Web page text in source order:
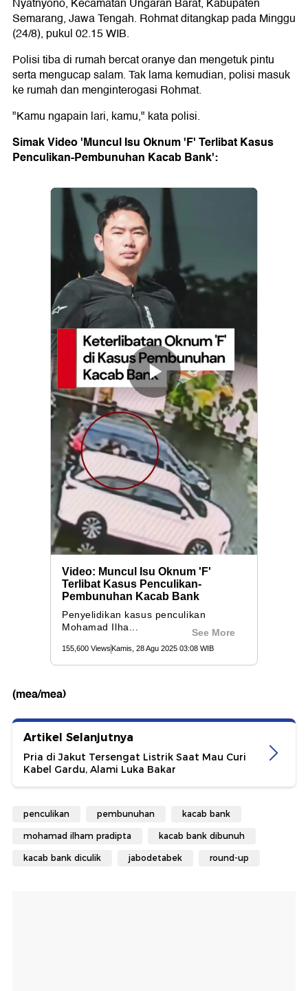
Semarang, Jawa Tengah. Rohmat ditangkap pada Minggu
(24/8), pukul 02.15 WIB.
Polisi tiba di rumah bercat oranye dan mengetuk pintu
serta mengucap salam. Tak lama kemudian, polisi masuk
ke rumah dan menginterogasi Rohmat.
"Kamu ngapain lari, kamu," kata polisi.
Simak Video 'Muncul Isu Oknum 'F' Terlibat Kasus
Penculikan-Pembunuhan Kacab Bank':
(mea/mea)
Artikel Selanjutnya
Pria di Jakut Tersengat Listrik Saat Mau Curi
Kabel Gardu, Alami Luka Bakar
penculikan pembunuhan kacab bank
mohamad ilham pradipta kacab bank dibunuh
kacab bank diculik jabodetabek round-up